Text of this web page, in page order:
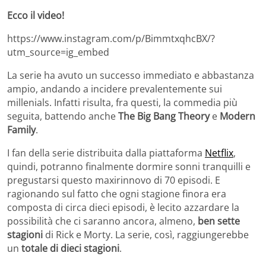
Ecco il video!
https://www.instagram.com/p/BimmtxqhcBX/?
utm_source=ig_embed
La serie ha avuto un successo immediato e abbastanza
ampio, andando a incidere prevalentemente sui
millenials. Infatti risulta, fra questi, la commedia più
seguita, battendo ancheThe Big Bang Theorye Modern
Family.
I fan della serie distribuita dalla piattaforma Netflix,
quindi, potranno finalmente dormire sonni tranquilli e
pregustarsi questo maxirinnovo di 70 episodi. E
ragionando sul fatto che ogni stagione finora era
composta di circa dieci episodi, è lecito azzardare la
possibilità che ci saranno ancora, almeno, ben sette
stagioni di Rick e Morty. La serie, così, raggiungerebbe
un totale di dieci stagioni.